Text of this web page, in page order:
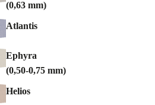
(0,63 mm)
Atlantis
Ephyra
(0,50-0,75 mm)
Helios